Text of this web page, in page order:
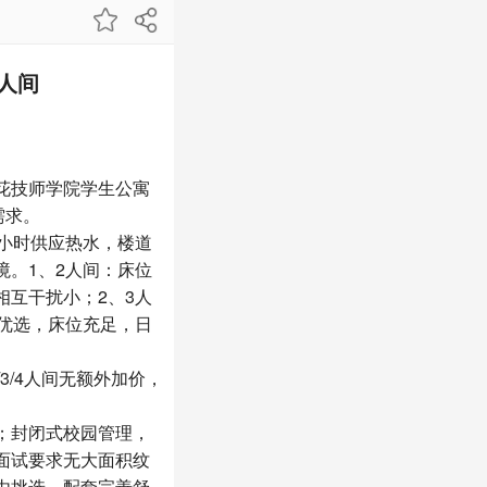
间
师学院学生公寓
。
供应热水，楼道
。1、2人间：床位
互干扰小；2、3人
选，床位充足，日
人间无额外加价，
闭式校园管理，
试要求无大面积纹